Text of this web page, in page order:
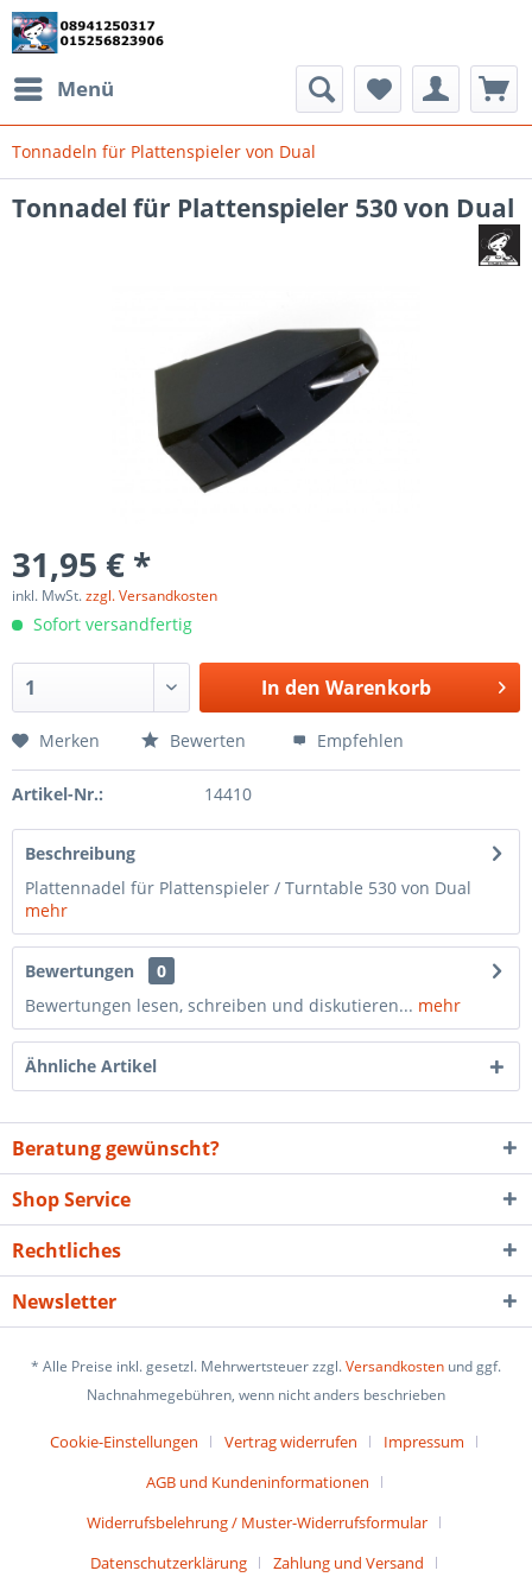
Menü
Tonnadeln für Plattenspieler von Dual
Tonnadel für Plattenspieler 530 von Dual
31,95 € *
inkl. MwSt.zzgl. Versandkosten
Sofort versandfertig
In den Warenkorb
Merken Bewerten Empfehlen
Artikel-Nr.: 14410
Beschreibung
Plattennadel für Plattenspieler / Turntable 530 von Dual
mehr
Bewertungen
0
Bewertungen lesen, schreiben und diskutieren... mehr
Ähnliche Artikel
Beratung gewünscht?
Shop Service
Rechtliches
Newsletter
* Alle Preise inkl. gesetzl. Mehrwertsteuer zzgl.Versandkosten und ggf.
Nachnahmegebühren, wenn nicht anders beschrieben
Cookie-Einstellungen Vertrag widerrufen
Impressum
AGB und Kundeninformationen
Widerrufsbelehrung / Muster-Widerrufsformular
Datenschutzerklärung
Zahlung und Versand